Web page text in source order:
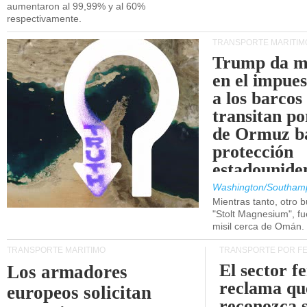
aumentaron al 99,99% y al 60%
respectivamente.
TRANSPORTE
Trump da
en el
a los barcos
transitan
de Ormuz
protección
Washington/
Mientras tanto, otro
"Stolt Magnesium",
misil cerca de Omán.
TRANSPORTE MARÍTIMO
Los armadores
europeos solicitan
TRANSPORTE POR
El sector
reclama